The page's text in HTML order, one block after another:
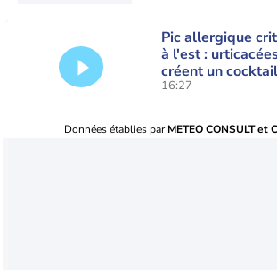
Pic allergique
à l'est :
créent un
16:27
Données établies parMETEO CONSULT et